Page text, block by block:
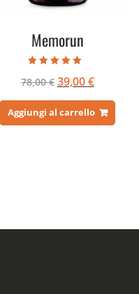
Memorun
4.50
su 5
78,00€ Il
originale
era:
39,00€Il
attuale
è:
Aggiungi al carrello